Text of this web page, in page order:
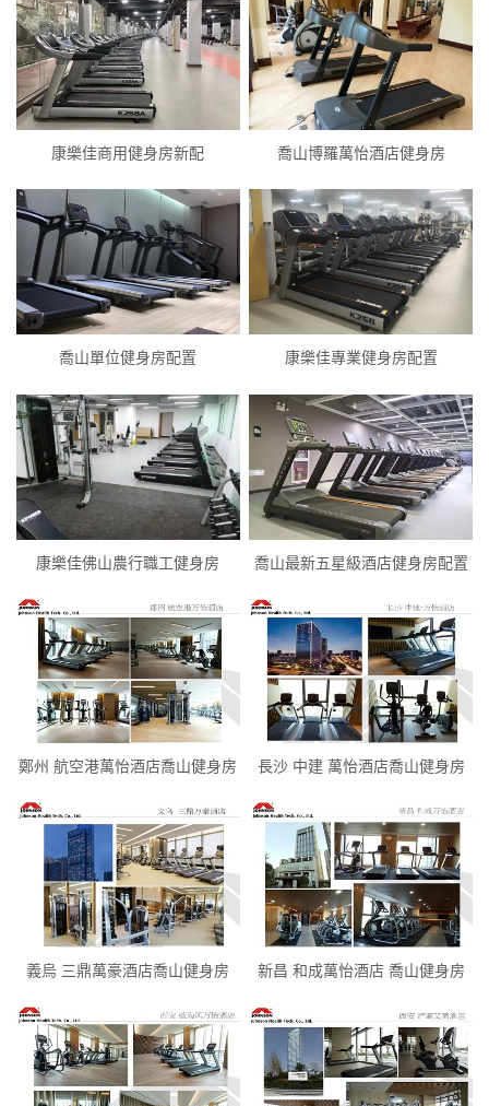
康樂佳商用健身房新配 喬山博羅萬怡酒店健身房
喬山單位健身房配置 康樂佳專業健身房配置
康樂佳佛山農行職工健身房 喬山最新五星級酒店健身房配置
鄭州 航空港萬怡酒店喬山健身房 長沙 中建 萬怡酒店喬山健身房
義烏 三鼎萬豪酒店喬山健身房 新昌 和成萬怡酒店 喬山健身房